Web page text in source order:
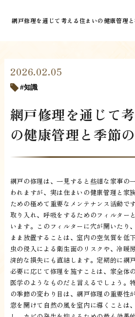
網戸修理を通じて考える住まいの健康管理
2026.02.05
知識
網戸修理を通じて
の健康管理と季節
網戸の修理は、一見すると些細な家事の
われますが、実は住まいの健康管理と家
ための極めて重要なメンテナンス活動で
取り入れ、呼吸をするためのフィルター
います。このフィルターに穴が開いたり
まま放置することは、室内の空気質を低
虫の侵入による衛生面のリスクや、冷暖
済的な損失にも直結します。定期的に網
必要に応じて修理を施すことは、家全体
医学のようなものだと言えるでしょう。
の季節の変わり目は、網戸修理の重要性
窓を開けて自然の風を室内に導くことは